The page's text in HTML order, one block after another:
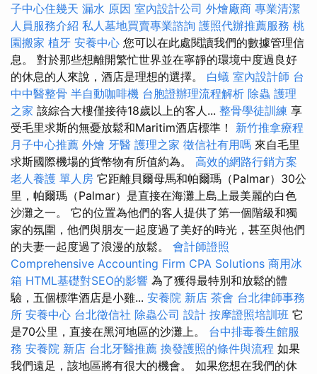
子中心住幾天 漏水 原因 室內設計公司 外燴廠商 專業清潔
人員服務介紹 私人墓地買賣專業諮詢 護照代辦推薦服務 桃
園搬家 植牙 安養中心 您可以在此處閱讀我們的數據管理信
息。 對於那些想離開繁忙世界並在寧靜的環境中度過良好
的休息的人來說，酒店是理想的選擇。 白蟻 室內設計師 台
中中醫整骨 半自動咖啡機 台胞證辦理流程解析 除蟲 護理
之家 該綜合大樓僅接待18歲以上的客人... 整骨學徒訓練 享
受毛里求斯的無憂放鬆和Maritim酒店標準！ 新竹推拿療程
月子中心推薦 外燴 牙醫 護理之家 徵信社有用嗎 來自毛里
求斯國際機場的貨幣物有所值約為。 高效的網路行銷方案
老人養護 單人房 它距離貝爾母馬和帕爾瑪（Palmar）30公
里，帕爾瑪（Palmar）是直接在海灘上島上最美麗的白色
沙灘之一。 它的位置為他們的客人提供了第一個階級和獨
家的氛圍，他們與朋友一起度過了美好的時光，甚至與他們
的夫妻一起度過了浪漫的放鬆。 會計師證照
Comprehensive Accounting Firm CPA Solutions 商用冰
箱 HTML基礎對SEO的影響 為了獲得最特別和放鬆的體
驗，五個標準酒店是小雞... 安養院 新店 茶會 台北律師事務
所 安養中心 台北徵信社 除蟲公司 設計 按摩證照培訓班 它
是70公里，直接在黑河地區的沙灘上。 台中排毒養生館服
務 安養院 新店 台北牙醫推薦 換發護照的條件與流程 如果
我們遠足，該地區將有很大的機會。 如果您想在我們的休